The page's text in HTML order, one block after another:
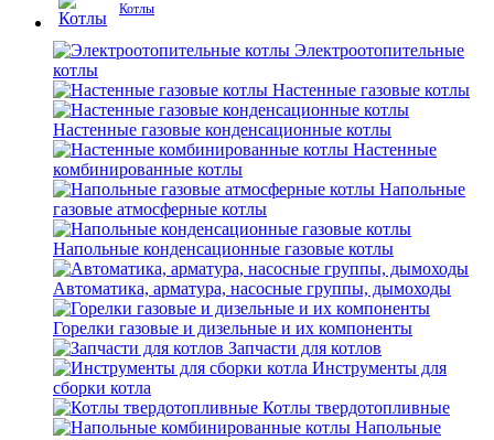
Котлы
Электроотопительные
котлы
Настенные газовые котлы
Настенные газовые конденсационные котлы
Настенные
комбинированные котлы
Напольные
газовые атмосферные котлы
Напольные конденсационные газовые котлы
Автоматика, арматура, насосные группы, дымоходы
Горелки газовые и дизельные и их компоненты
Запчасти для котлов
Инструменты для
сборки котла
Котлы твердотопливные
Напольные